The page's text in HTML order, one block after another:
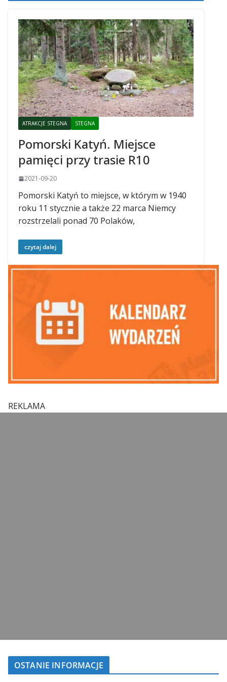
ATRAKCJE STEGNA STEGNA
Pomorski Katyń. Miejsce
pamięci przy trasie R10
2021-09-20
Pomorski Katyń to miejsce, w którym w 1940
roku 11 stycznie a także 22 marca Niemcy
rozstrzelali ponad 70 Polaków,
czytaj dalej
REKLAMA
OSTANIE INFORMACJE